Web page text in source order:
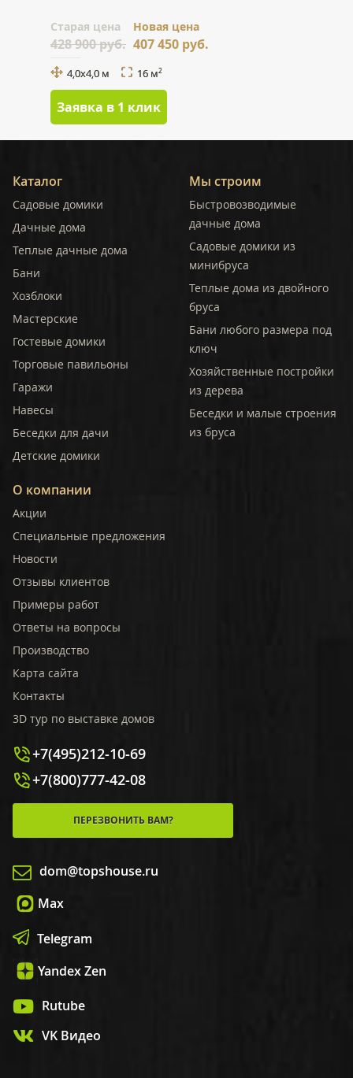
Cтарая цена
428 900 руб.
Новая цена
407 450 руб.
4,0х4,0 м 16 м2
Заявка в 1 клик
Каталог
Садовые домики
Дачные дома
Теплые дачные дома
Бани
Хозблоки
Мастерские
Гостевые домики
Торговые павильоны
Гаражи
Навесы
Беседки для дачи
Детские домики
Мы строим
Быстровозводимые
дачные дома
Садовые домики из
минибруса
Теплые дома из двойного
бруса
Бани любого размера под
ключ
Хозяйственные постройки
из дерева
Беседки и малые строения
из бруса
О компании
Акции
Специальные предложения
Новости
Отзывы клиентов
Примеры работ
Ответы на вопросы
Производство
Карта сайта
Контакты
3D тур по выставке домов
+7(495)212-10-69
+7(800)777-42-08
ПЕРЕЗВОНИТЬ ВАМ?
dom@topshouse.ru
Max
Telegram
Yandex Zen
Rutube
VK Видео